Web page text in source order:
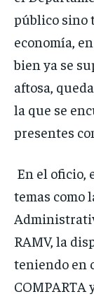
público sino
economía,
bien ya se
aftosa,
la que se
presentes
En el oficio,
temas como
RAMV, la
teniendo en
COMPARTA